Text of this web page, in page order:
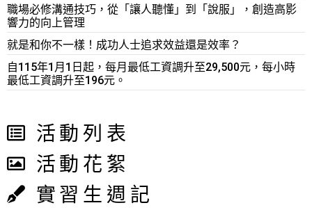
職場必修溝通技巧，從「讓人聽懂」到「說服」，創造高影
響力的向上管理
就是和你不一樣！成功人士追求效益還是效率？
自115年1月1日起，每月最低工資調升至29,500元，每小時
最低工資調升至196元。
活動列表
活動花絮
實習生週記